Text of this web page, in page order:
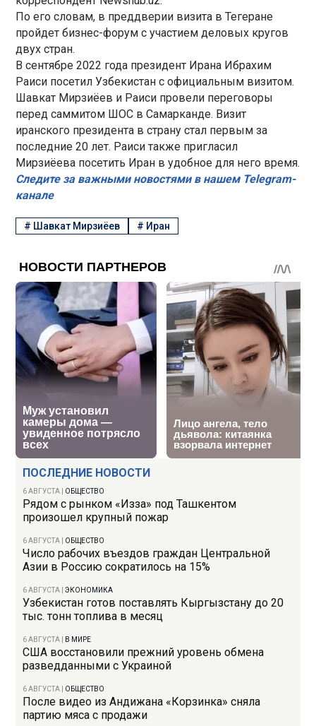
ПОСЛЕДНИЕ НОВОСТИ
6 АВГУСТА ОБЩЕСТВО
Рядом с рынком «Изза» под Ташкентом
произошел крупный пожар
6 АВГУСТА ОБЩЕСТВО
Число рабочих въездов граждан Центральной
Азии в Россию сократилось на 15%
6 АВГУСТА |ЭКОНОМИКА
Узбекистан готов поставлять Кыргызстану до 20
тыс. тонн топлива в месяц
6 АВГУСТА В МИРЕ
США восстановили прежний уровень обмена
разведданными с Украиной
6 АВГУСТА ОБЩЕСТВО
После видео из Андижана «Корзинка» сняла
партию мяса с продажи
По его словам, в преддверии визита в Тегеране
пройдет бизнес-форум с участием деловых кругов
двух стран.
В сентябре 2022 года президент Ирана Ибрахим
Раиси посетил Узбекистан с официальным визитом.
Шавкат Мирзиёев и Раиси провели переговоры
перед саммитом ШОС в Самарканде. Визит
иранского президента в страну стал первым за
последние 20 лет. Раиси также пригласил
Мирзиёева посетить Иран в удобное для него время.
Следите за важными новостями в нашем Telegram-
канале
# Шавкат Мирзиёев # Иран